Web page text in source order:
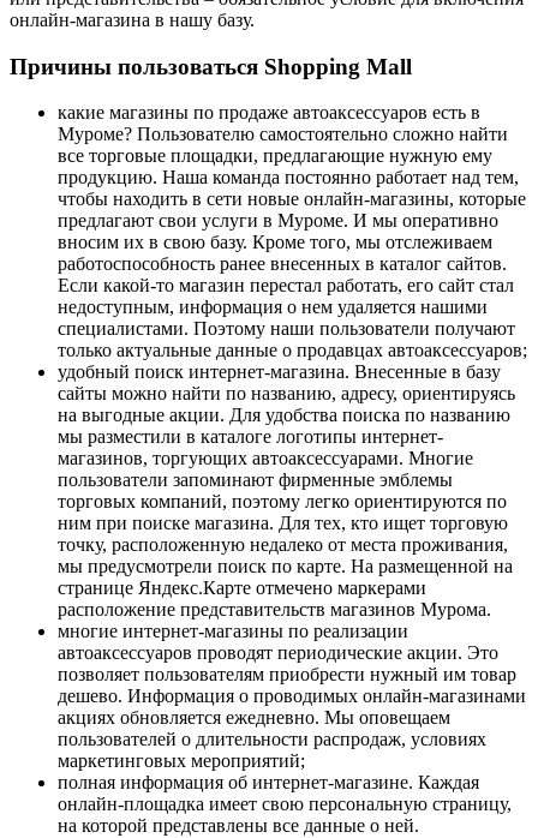
онлайн-магазина в нашу базу.
Причины пользоваться Shopping Mall
какие магазины по продаже автоаксессуаров есть в
Муроме? Пользователю самостоятельно сложно найти
все торговые площадки, предлагающие нужную ему
продукцию. Наша команда постоянно работает над тем,
чтобы находить в сети новые онлайн-магазины, которые
предлагают свои услуги в Муроме. И мы оперативно
вносим их в свою базу. Кроме того, мы отслеживаем
работоспособность ранее внесенных в каталог сайтов.
Если какой-то магазин перестал работать, его сайт стал
недоступным, информация о нем удаляется нашими
специалистами. Поэтому наши пользователи получают
только актуальные данные о продавцах автоаксессуаров;
удобный поиск интернет-магазина. Внесенные в базу
сайты можно найти по названию, адресу, ориентируясь
на выгодные акции. Для удобства поиска по названию
мы разместили в каталоге логотипы интернет-
магазинов, торгующих автоаксессуарами. Многие
пользователи запоминают фирменные эмблемы
торговых компаний, поэтому легко ориентируются по
ним при поиске магазина. Для тех, кто ищет торговую
точку, расположенную недалеко от места проживания,
мы предусмотрели поиск по карте. На размещенной на
странице Яндекс.Карте отмечено маркерами
расположение представительств магазинов Мурома.
многие интернет-магазины по реализации
автоаксессуаров проводят периодические акции. Это
позволяет пользователям приобрести нужный им товар
дешево. Информация о проводимых онлайн-магазинами
акциях обновляется ежедневно. Мы оповещаем
пользователей о длительности распродаж, условиях
маркетинговых мероприятий;
полная информация об интернет-магазине. Каждая
онлайн-площадка имеет свою персональную страницу,
на которой представлены все данные о ней.